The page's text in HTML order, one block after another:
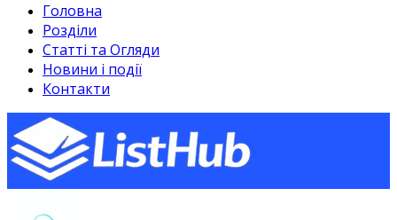
Головна
Розділи
Статті та Огляди
Новини і події
Контакти